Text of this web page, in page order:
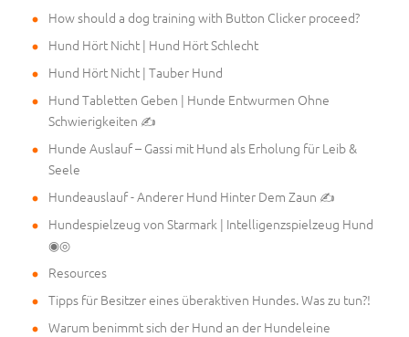
How should a dog training with Button Clicker proceed?
Hund Hört Nicht | Hund Hört Schlecht
Hund Hört Nicht | Tauber Hund
Hund Tabletten Geben | Hunde Entwurmen Ohne
Schwierigkeiten ✍
Hunde Auslauf – Gassi mit Hund als Erholung für Leib &
Seele
Hundeauslauf - Anderer Hund Hinter Dem Zaun ✍
Hundespielzeug von Starmark | Intelligenzspielzeug Hund
◉◎
Resources
Tipps für Besitzer eines überaktiven Hundes. Was zu tun?!
Warum benimmt sich der Hund an der Hundeleine